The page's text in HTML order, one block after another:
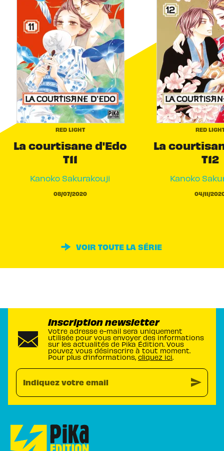
RED LIGHT
La courtisane d'Edo
T11
Kanoko Sakurakouji
08/07/2020
RED
La
T12
Kanoko
04/11/
VOIR TOUTE LA SÉRIE
Inscription newsletter
Votre adresse e-mail sera uniquement
utilisée pour vous envoyer des informations
sur les actualités de Pika Édition. Vous
pouvez vous désinscrire à tout moment.
Pour plus d’informations, cliquez ici.
Indiquez votre email send